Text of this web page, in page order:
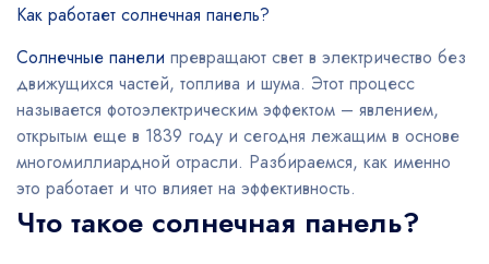
Как работает солнечная панель?
Солнечные панели превращают свет в электричество без
движущихся частей, топлива и шума. Этот процесс
называется фотоэлектрическим эффектом – явлением,
открытым еще в 1839 году и сегодня лежащим в основе
многомиллиардной отрасли. Разбираемся, как именно
это работает и что влияет на эффективность.
Что такое солнечная панель?